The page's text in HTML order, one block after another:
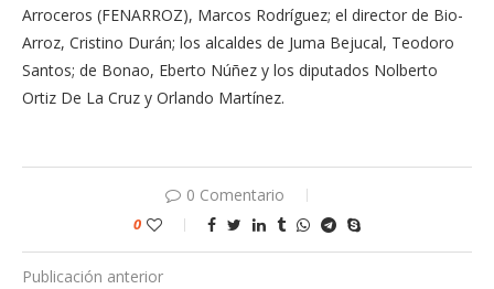
Arroceros (FENARROZ), Marcos Rodríguez; el director de Bio-
Arroz, Cristino Durán; los alcaldes de Juma Bejucal, Teodoro
Santos; de Bonao, Eberto Núñez y los diputados Nolberto
Ortiz De La Cruz y Orlando Martínez.
0 Comentario
0
Publicación anterior